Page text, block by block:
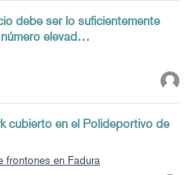
debe ser lo suficientemente
elevad…
cubierto en el Polideportivo de
frontones en Fadura